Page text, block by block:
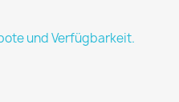
und Verfügbarkeit.